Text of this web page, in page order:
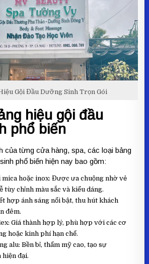
Gội Đầu Dưỡng Sinh Trọn Gói
hiệu gội đầu
phổ biến
của từng cửa hàng, spa, các loại bảng
phổ biến hiện nay bao gồm:
mica hoặc inox: Được ưa chuộng nhờ vẻ
tùy chỉnh màu sắc và kiểu dáng.
hợp ánh sáng nổi bật, thu hút khách
đêm.
Giá thành hợp lý, phù hợp với các cơ
hoặc kinh phí hạn chế.
alu: Bền bỉ, thẩm mỹ cao, tạo sự
hiện đại.